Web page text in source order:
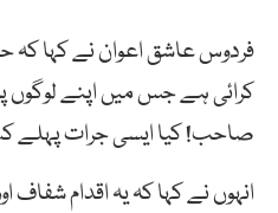
فردوس عاشق اعوان نے کہا
کرائی ہے جس میں اپنے لوگوں
صاحب! کیا ایسی جرات پہلے
انہوں نے کہا کہ یہ اقدام